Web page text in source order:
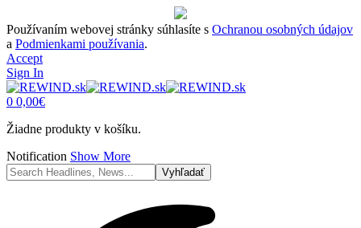
Používaním webovej stránky súhlasíte s Ochranou osobných údajov
a Podmienkami používania.
Accept
Sign In
0 0,00€
Žiadne produkty v košíku.
Notification Show More